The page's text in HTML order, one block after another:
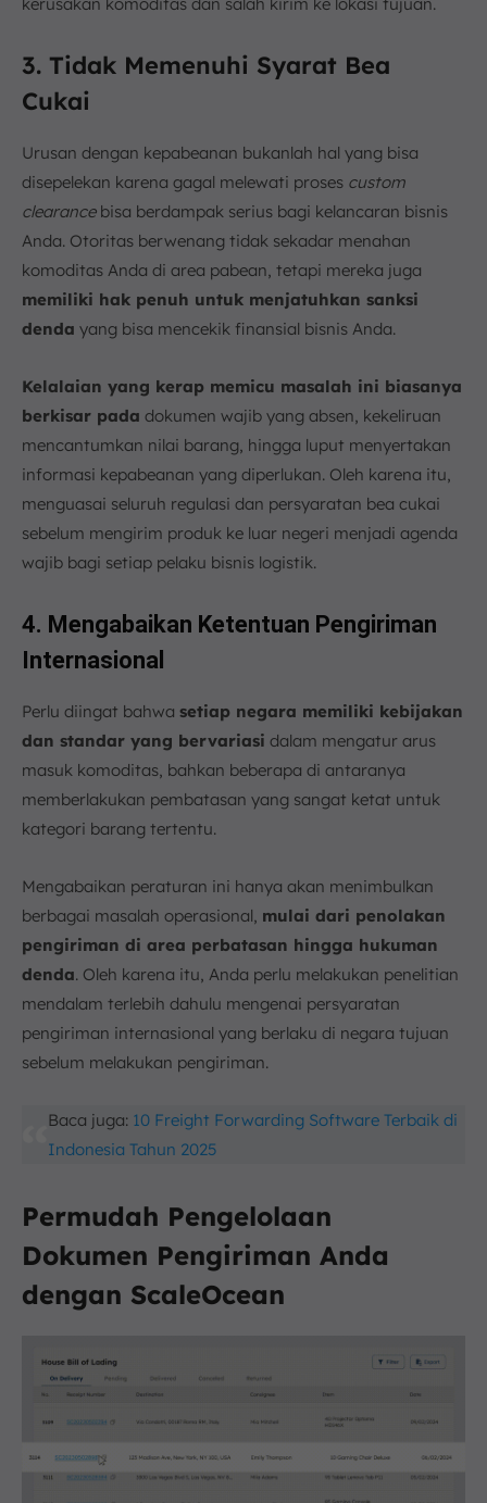
3. Tidak Memenuhi Syarat Bea
Cukai
Urusan dengan kepabeanan bukanlah hal yang bisa
disepelekan karena gagal melewati proses custom
clearancebisa berdampak serius bagi kelancaran bisnis
Anda. Otoritas berwenang tidak sekadar menahan
komoditas Anda di area pabean, tetapi mereka juga
memiliki hak penuh untuk menjatuhkan sanksi
denda yang bisa mencekik finansial bisnis Anda.
Kelalaian yang kerap memicu masalah ini biasanya
berkisar pada dokumen wajib yang absen, kekeliruan
mencantumkan nilai barang, hingga luput menyertakan
informasi kepabeanan yang diperlukan. Oleh karena itu,
menguasai seluruh regulasi dan persyaratan bea cukai
sebelum mengirim produk ke luar negeri menjadi agenda
wajib bagi setiap pelaku bisnis logistik.
4. Mengabaikan Ketentuan Pengiriman
Internasional
Perlu diingat bahwa setiap negara memiliki kebijakan
dan standar yang bervariasi dalam mengatur arus
masuk komoditas, bahkan beberapa di antaranya
memberlakukan pembatasan yang sangat ketat untuk
kategori barang tertentu.
Mengabaikan peraturan ini hanya akan menimbulkan
berbagai masalah operasional, mulai dari penolakan
pengiriman di area perbatasan hingga hukuman
denda. Oleh karena itu, Anda perlu melakukan penelitian
mendalam terlebih dahulu mengenai persyaratan
pengiriman internasional yang berlaku di negara tujuan
sebelum melakukan pengiriman.
Baca juga: 10 Freight Forwarding Software Terbaik di
Indonesia Tahun 2025
Permudah Pengelolaan
Dokumen Pengiriman Anda
dengan ScaleOcean